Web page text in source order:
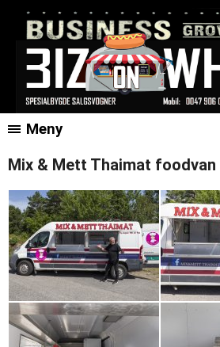
Meny
Mix & Mett Thaimat foodvan